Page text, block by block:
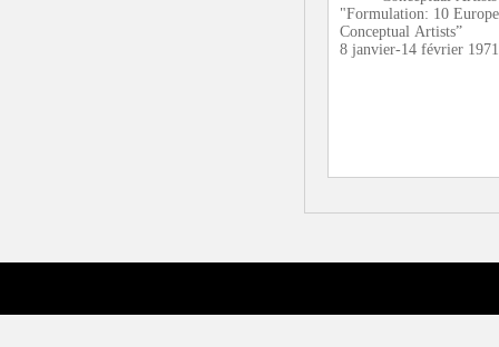
"Formulation: 10
Conceptual Artists”
8 janvier-14 février 1971